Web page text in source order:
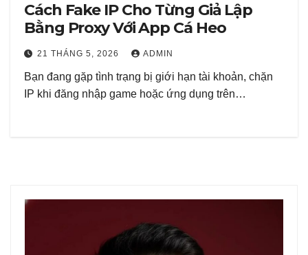
Cách Fake IP Cho Từng Giả Lập
Bằng Proxy Với App Cá Heo
21 THÁNG 5, 2026 ADMIN
Bạn đang gặp tình trạng bị giới hạn tài khoản, chặn
IP khi đăng nhập game hoặc ứng dụng trên…